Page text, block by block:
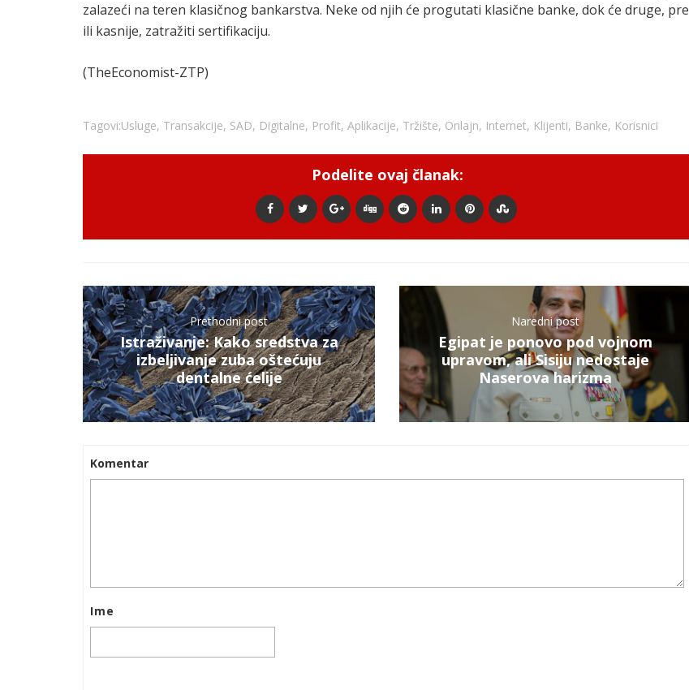
zalazeći na teren klasičnog bankarstva. Neke od njih će progutati klasične banke, dok će druge, pre
ili kasnije, zatražiti sertifikaciju.
(TheEconomist-ZTP)
Tagovi:Usluge, Transakcije, SAD, Digitalne, Profit, Aplikacije, Tržište, Onlajn, Internet, Klijenti, Banke, Korisnici
Podelite ovaj članak:
Prethodni post
Istraživanje: Kako sredstva za
izbeljivanje zuba oštećuju
dentalne ćelije
Naredni post
Egipat je ponovo pod vojnom
upravom, ali Sisiju nedostaje
Naserova harizma
Komentar
Ime